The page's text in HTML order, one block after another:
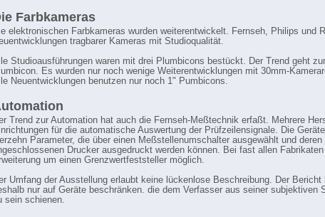
8
9
10
2
3
4
5
6
2
3
4
5
Farbkameras
elektronischen Farbkameras wurden weiterentwickelt. Fernseh, Philips und
tragbarer Kameras mit Studioqualität.
Studioausführungen waren mit drei Plumbicons bestückt. Der Trend geht
Es wurden nur noch wenige Weiterentwicklungen mit 30mm-
Neuentwicklungen benutzen nur noch 1" Pumbicons.
Trend zur Automation hat auch die Fernseh-Meßtechnik erfaßt. Mehrere
für die automatische Auswertung der Prüfzeilensignale. Die
Parameter, die über einen Meßstellenumschalter ausgewählt und deren
Drucker ausgedruckt werden können. Bei fast allen
um einen Grenzwertfeststeller möglich.
Umfang der Ausstellung erlaubt keine lückenlose Beschreibung. Der Bericht
nur auf Geräte beschränken. die dem Verfasser aus seiner subjektiven
sein schienen.